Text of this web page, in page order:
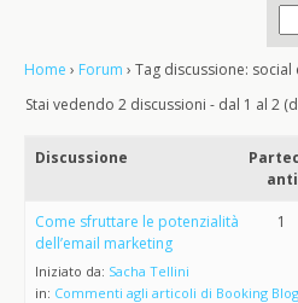
Home › Forum › Tag discussione:
Stai vedendo 2 discussioni - dal 1 al 2
Discussione
anti
Come sfruttare le potenzialità
dell’email marketing
Iniziato da: Sacha Tellini
in: Commenti agli articoli di Booking Blog
1